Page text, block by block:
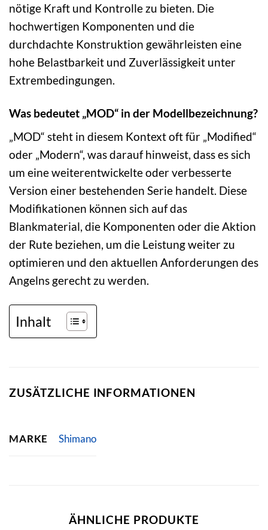
nötige Kraft und Kontrolle zu bieten. Die
hochwertigen Komponenten und die
durchdachte Konstruktion gewährleisten eine
hohe Belastbarkeit und Zuverlässigkeit unter
Extrembedingungen.
Was bedeutet „MOD“ in der Modellbezeichnung?
„MOD“ steht in diesem Kontext oft für „Modified“
oder „Modern“, was darauf hinweist, dass es sich
um eine weiterentwickelte oder verbesserte
Version einer bestehenden Serie handelt. Diese
Modifikationen können sich auf das
Blankmaterial, die Komponenten oder die Aktion
der Rute beziehen, um die Leistung weiter zu
optimieren und den aktuellen Anforderungen des
Angelns gerecht zu werden.
Inhalt
ZUSÄTZLICHE INFORMATIONEN
MARKE Shimano
ÄHNLICHE PRODUKTE